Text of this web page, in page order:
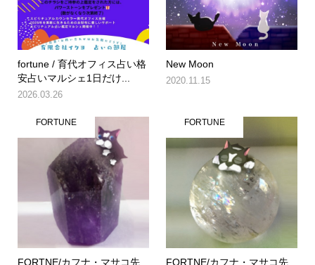
fortune / 育代オフィス占い格
安占いマルシェ1日だけ...
2026.03.26
New Moon
2020.11.15
FORTUNE
FORTNE/カフナ・マサコ先
FORTUNE
FORTNE/カフナ・マサコ先